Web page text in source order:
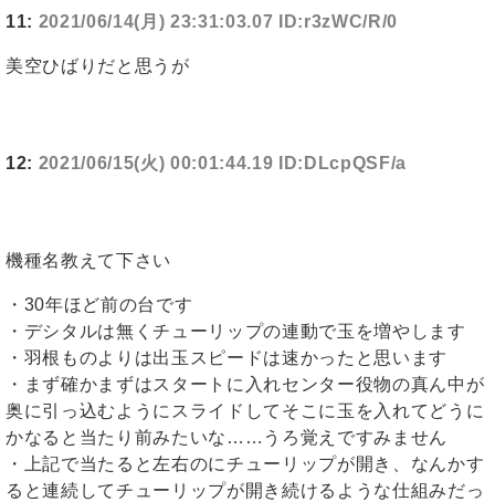
11: 2021/06/14(月) 23:31:03.07 ID:r3zWC/R/0
美空ひばりだと思うが
12: 2021/06/15(火) 00:01:44.19 ID:DLcpQSF/a
機種名教えて下さい
・30年ほど前の台です
・デシタルは無くチューリップの連動で玉を増やします
・羽根ものよりは出玉スピードは速かったと思います
・まず確かまずはスタートに入れセンター役物の真ん中が
奥に引っ込むようにスライドしてそこに玉を入れてどうに
かなると当たり前みたいな……うろ覚えですみません
・上記で当たると左右のにチューリップが開き、なんかす
ると連続してチューリップが開き続けるような仕組みだっ